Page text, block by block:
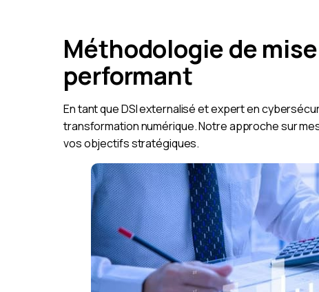
Méthodologie de
performant
En tant que DSI externalisé et expert en
transformation numérique. Notre approche sur
vos objectifs stratégiques.